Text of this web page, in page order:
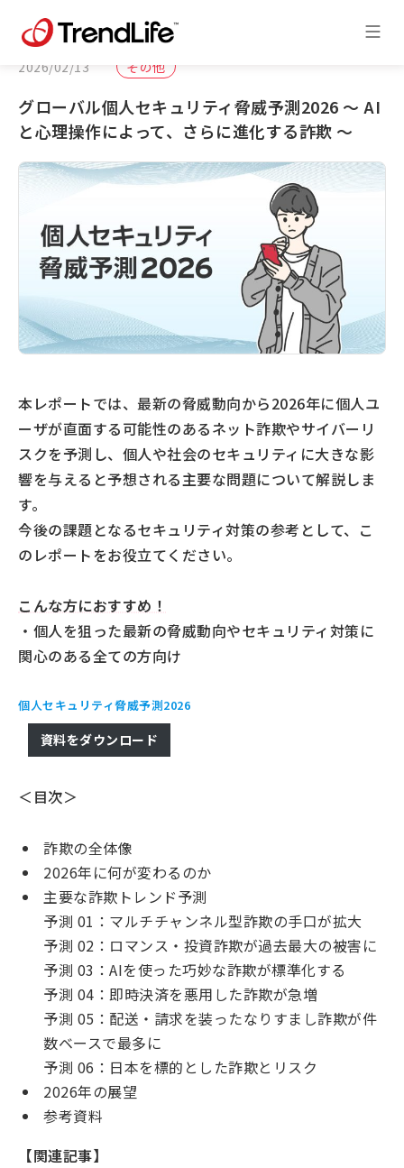
2026/02/13 その他
グローバル個人セキュリティ脅威予測2026 ～ AI
と心理操作によって、さらに進化する詐欺 ～
本レポートでは、最新の脅威動向から2026年に個人ユ
ーザが直面する可能性のあるネット詐欺やサイバーリ
スクを予測し、個人や社会のセキュリティに大きな影
響を与えると予想される主要な問題について解説しま
す。
今後の課題となるセキュリティ対策の参考として、こ
のレポートをお役立てください。
こんな方におすすめ！
・個人を狙った最新の脅威動向やセキュリティ対策に
関心のある全ての方向け
個人セキュリティ脅威予測2026
資料をダウンロード
＜目次＞
詐欺の全体像
2026年に何が変わるのか
主要な詐欺トレンド予測
予測 01：マルチチャンネル型詐欺の手口が拡大
予測 02：ロマンス・投資詐欺が過去最大の被害に
予測 03：AIを使った巧妙な詐欺が標準化する
予測 04：即時決済を悪用した詐欺が急増
予測 05：配送・請求を装ったなりすまし詐欺が件
数ベースで最多に
予測 06：日本を標的とした詐欺とリスク
2026年の展望
参考資料
【関連記事】